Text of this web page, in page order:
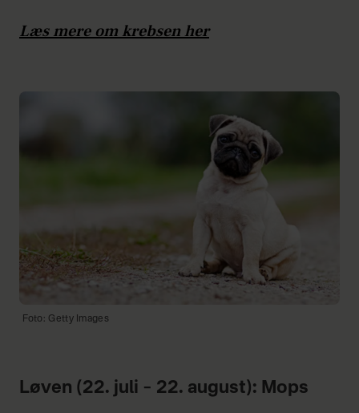
Læs mere om krebsen her
Foto: Getty Images
Løven (22. juli – 22. august): Mops